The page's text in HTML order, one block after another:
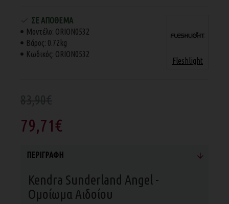
79,71€
ΣΕ ΑΠΌΘΕΜΑ
Μοντέλο: ORION0532
Βάρος: 0.72kg
Κωδικός: ORION0532
Fleshlight
ΠΕΡΙΓΡΑΦΉ
Kendra Sunderland Angel -
Ομοίωμα Αιδοίου